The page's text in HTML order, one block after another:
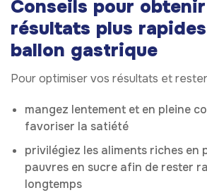
Conseils pour
résultats plus
ballon gastrique
Pour optimiser vos résultats et
mangez lentement et en pleine
favoriser la satiété
privilégiez les aliments riches en
pauvres en sucre afin de rester
longtemps